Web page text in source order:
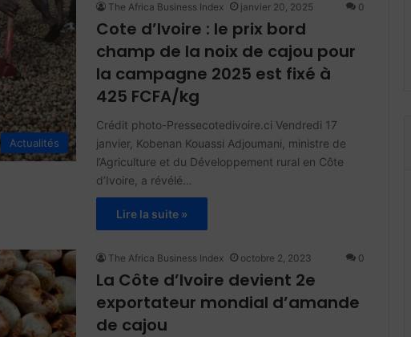
Actualités
The Africa Business Index janvier 20, 2025 0
Cote d’Ivoire : le prix bord
champ de la noix de cajou pour
la campagne 2025 est fixé à
425 FCFA/kg
Crédit photo-Pressecotedivoire.ci Vendredi 17
janvier, Kobenan Kouassi Adjoumani, ministre de
l’Agriculture et du Développement rural en Côte
d’Ivoire, a révélé…
Lire la suite »
The Africa Business Index octobre 2, 2023 0
La Côte d’Ivoire devient 2e
exportateur mondial d’amande
de cajou